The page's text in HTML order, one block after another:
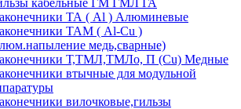
кабельные ГМ ГМЛ ГА
ТА ( Al ) Алюминевые
ТАМ ( Al-Cu )
медь,сварные)
Т,ТМЛ,ТМЛо, П (Cu) Медные
втычные для модульной
вилочковые,гильзы